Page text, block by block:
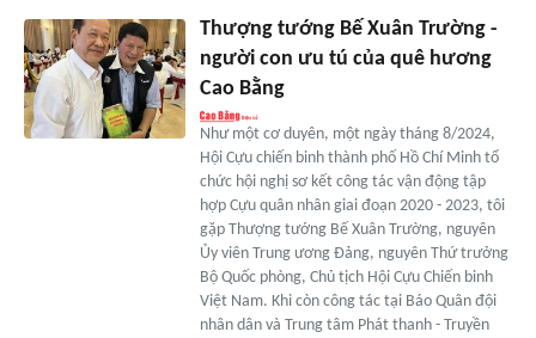
Thượng tướng Bế Xuân Trường -
người con ưu tú của quê hương
Cao Bằng
Như một cơ duyên, một ngày tháng 8/2024,
Hội Cựu chiến binh thành phố Hồ Chí Minh tổ
chức hội nghị sơ kết công tác vận động tập
hợp Cựu quân nhân giai đoạn 2020 - 2023, tôi
gặp Thượng tướng Bế Xuân Trường, nguyên
Ủy viên Trung ương Đảng, nguyên Thứ trưởng
Bộ Quốc phòng, Chủ tịch Hội Cựu Chiến binh
Việt Nam. Khi còn công tác tại Báo Quân đội
nhân dân và Trung tâm Phát thanh - Truyền